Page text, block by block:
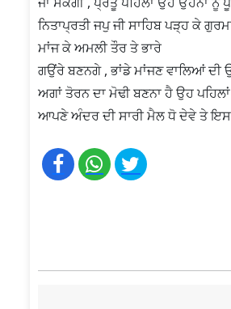
ਨਿਤਾਪ੍ਰਤੀ ਜਪੁ ਜੀ ਸਾਹਿਬ ਪੜ੍ਹ ਕੇ
ਮਾਂਜ ਕੇ ਅਮਲੀ ਤੌਰ ਤੇ ਭਾਰੇ
ਗਉਂਰੇ ਬਣਨਗੇ , ਭਾਂਡੇ ਮਾਂਜਣ ਵਾਲਿਆਂ ਦੀ
ਅਗਾਂ ਤੋਰਨ ਦਾ ਮੋਢੀ ਬਣਨਾ ਹੈ ਉਹ
ਆਪਣੇ ਅੰਦਰ ਦੀ ਸਾਰੀ ਮੈਲ ਧੋ ਦੇਵੇ ਤੇ ਇਸ